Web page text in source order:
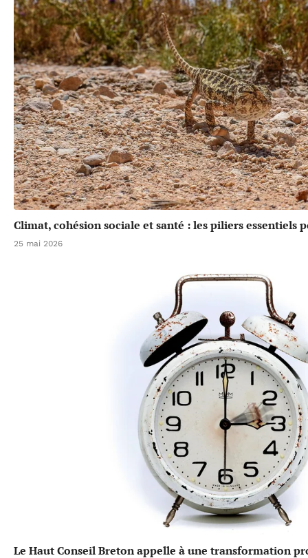
Climat, cohésion sociale et santé : les piliers essentiels
25 mai 2026
Le Haut Conseil Breton appelle à une transformation